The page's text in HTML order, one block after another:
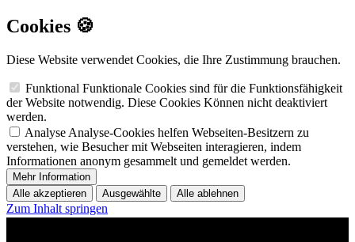
Cookies 🍪
Diese Website verwendet Cookies, die Ihre Zustimmung brauchen.
Funktional Funktionale Cookies sind für die Funktionsfähigkeit
der Website notwendig. Diese Cookies Können nicht deaktiviert
werden.
Analyse Analyse-Cookies helfen Webseiten-Besitzern zu
verstehen, wie Besucher mit Webseiten interagieren, indem
Informationen anonym gesammelt und gemeldet werden.
Mehr Information
Alle akzeptieren
Ausgewählte Alle ablehnen
Zum Inhalt springen